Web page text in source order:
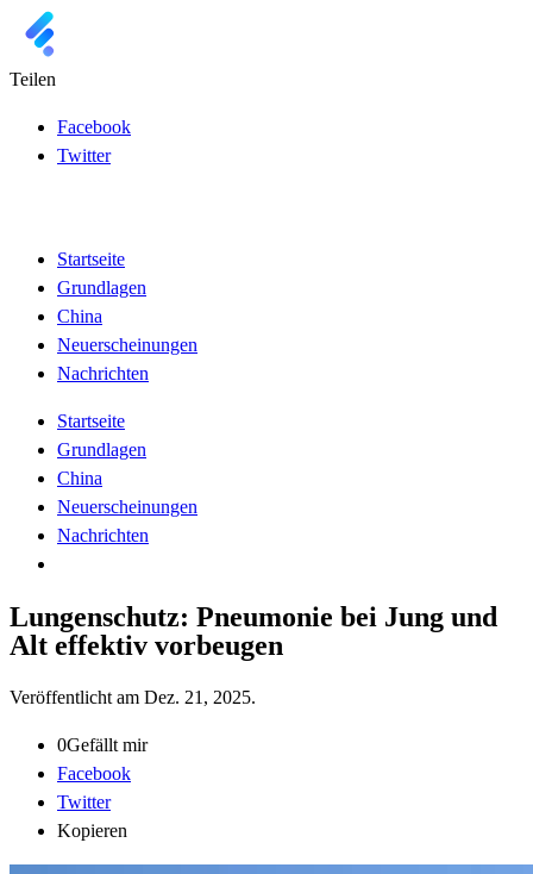
Teilen
Facebook
Twitter
Startseite
Grundlagen
China
Neuerscheinungen
Nachrichten
Startseite
Grundlagen
China
Neuerscheinungen
Nachrichten
Lungenschutz: Pneumonie bei Jung und
Alt effektiv vorbeugen
Veröffentlicht am Dez. 21, 2025.
0Gefällt mir
Facebook
Twitter
Kopieren